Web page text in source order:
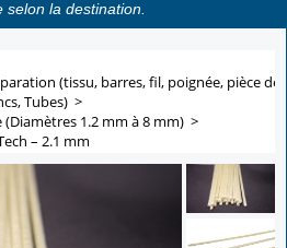
selon la destination.
(tissu, barres, fil, poignée, pièce de
Tubes) >
(Diamètres 1.2 mm à 8 mm) >
– 2.1 mm